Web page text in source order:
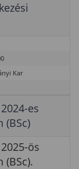
Kar
es
(BSc)
ös